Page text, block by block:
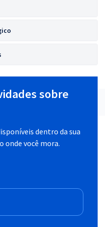
sobre
dentro da sua
onde você mora.